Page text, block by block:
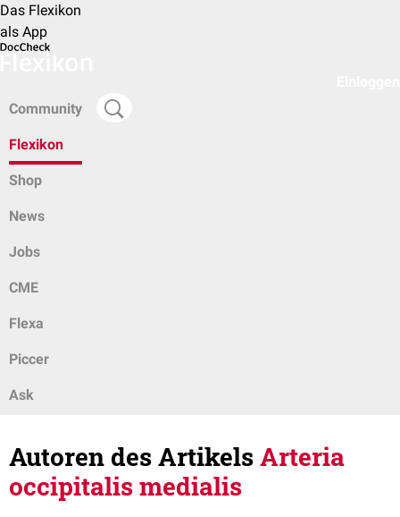
Das Flexikon
als App
Community
Flexikon
Shop
News
Jobs
CME
Flexa
Piccer
Ask
Autoren des ArtikelsArteria
occipitalis medialis